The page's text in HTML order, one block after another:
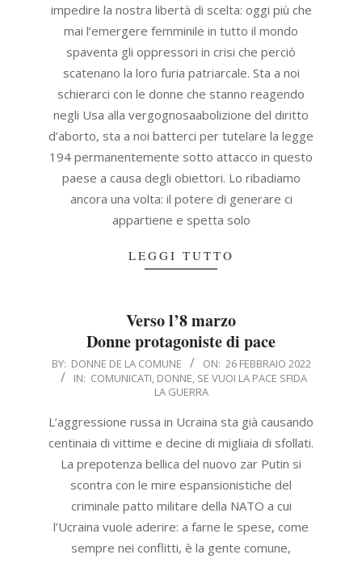
impedire la nostra libertà di scelta: oggi più che
mai l’emergere femminile in tutto il mondo
spaventa gli oppressori in crisi che perciò
scatenano la loro furia patriarcale. Sta a noi
schierarci con le donne che stanno reagendo
negli Usa alla vergognosaabolizione del diritto
d’aborto, sta a noi batterci per tutelare la legge
194 permanentemente sotto attacco in questo
paese a causa degli obiettori. Lo ribadiamo
ancora una volta: il potere di generare ci
appartiene e spetta solo
LEGGI TUTTO
Verso l’8 marzo
Donne protagoniste di pace
2022-
02-
BY: DONNE DE LA COMUNE ON: 26 FEBBRAIO 2022
IN: COMUNICATI, DONNE, SE VUOI LA PACE SFIDA
LA GUERRA
L’aggressione russa in Ucraina sta già causando
centinaia di vittime e decine di migliaia di sfollati.
La prepotenza bellica del nuovo zar Putin si
scontra con le mire espansionistiche del
criminale patto militare della NATO a cui
l’Ucraina vuole aderire: a farne le spese, come
sempre nei conflitti, è la gente comune,